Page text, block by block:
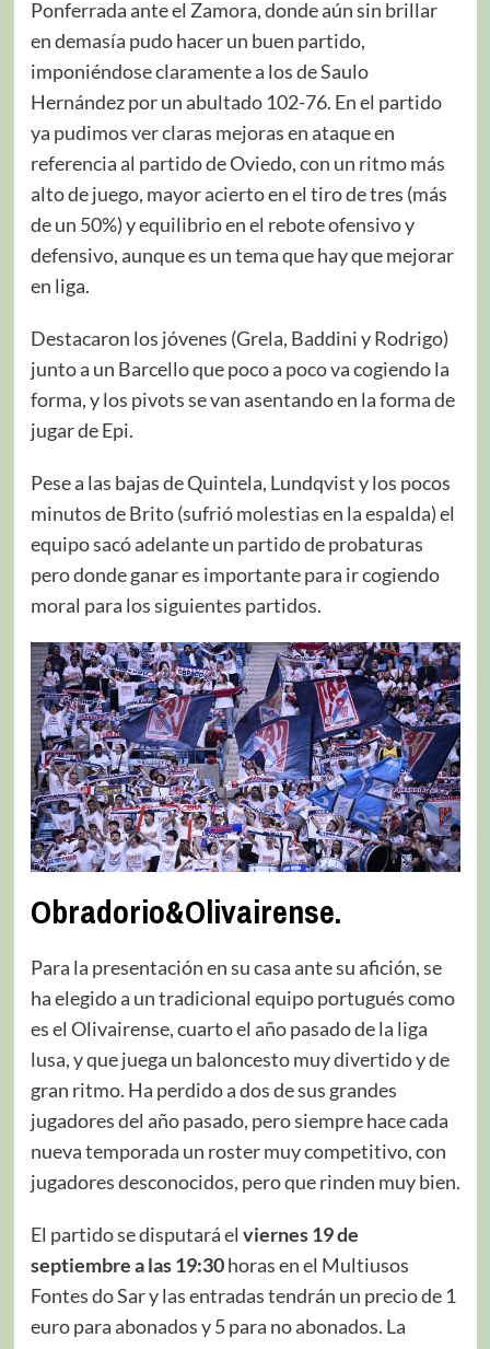
Ponferrada ante el Zamora, donde aún sin brillar
en demasía pudo hacer un buen partido,
imponiéndose claramente a los de Saulo
Hernández por un abultado 102-76. En el partido
ya pudimos ver claras mejoras en ataque en
referencia al partido de Oviedo, con un ritmo más
alto de juego, mayor acierto en el tiro de tres (más
de un 50%) y equilibrio en el rebote ofensivo y
defensivo, aunque es un tema que hay que mejorar
en liga.
Destacaron los jóvenes (Grela, Baddini y Rodrigo)
junto a un Barcello que poco a poco va cogiendo la
forma, y los pivots se van asentando en la forma de
jugar de Epi.
Pese a las bajas de Quintela, Lundqvist y los pocos
minutos de Brito (sufrió molestias en la espalda) el
equipo sacó adelante un partido de probaturas
pero donde ganar es importante para ir cogiendo
moral para los siguientes partidos.
Obradorio&Olivairense.
Para la presentación en su casa ante su afición, se
ha elegido a un tradicional equipo portugués como
es el Olivairense, cuarto el año pasado de la liga
lusa, y que juega un baloncesto muy divertido y de
gran ritmo. Ha perdido a dos de sus grandes
jugadores del año pasado, pero siempre hace cada
nueva temporada un roster muy competitivo, con
jugadores desconocidos, pero que rinden muy bien.
El partido se disputará el viernes 19 de
septiembre a las 19:30horas en el Multiusos
Fontes do Sar y las entradas tendrán un precio de 1
euro para abonados y 5 para no abonados. La